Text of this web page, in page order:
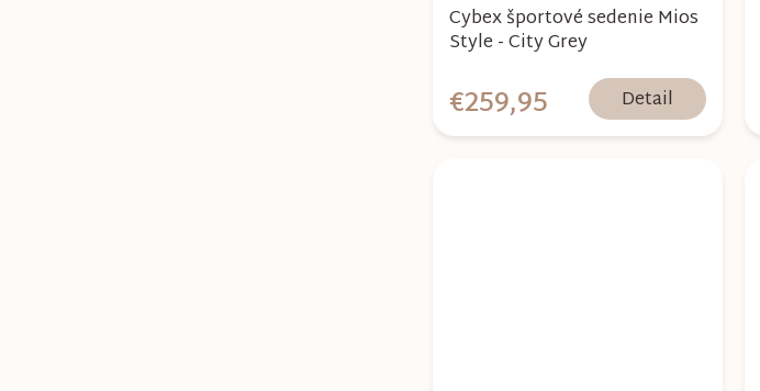
Cybex športové sedenie Mios
Style - City Grey
€259,95 Detail